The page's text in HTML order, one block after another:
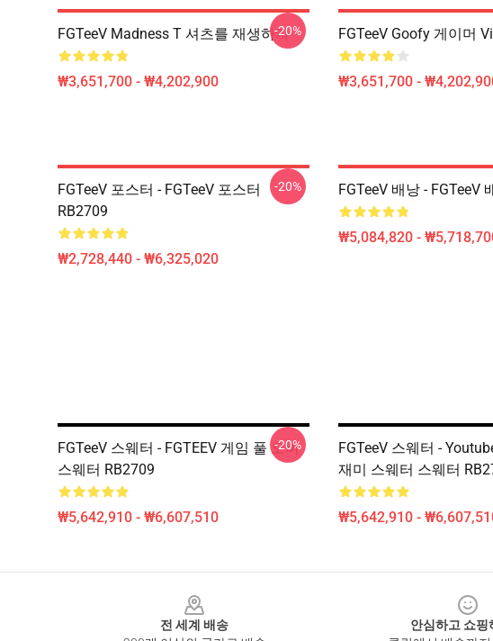
FGTeeV Madness T 셔츠를 재생하자
₩3,651,700 - ₩4,202,900
-20% FGTeeV Goofy 게이머
₩3,651,700 -
FGTeeV 포스터 - FGTeeV 포스터
RB2709
₩2,728,440 - ₩6,325,020
-20% FGTeeV 배낭 - FGTeeV
₩5,084,820 -
FGTeeV 스웨터 - FGTEEV 게임 풀 오버
스웨터 RB2709
₩5,642,910 - ₩6,607,510
-20%
FGTeeV 스웨터 -
재미 스웨터 스웨터
₩5,642,910 -
전 세계 배송
안심하고 쇼핑